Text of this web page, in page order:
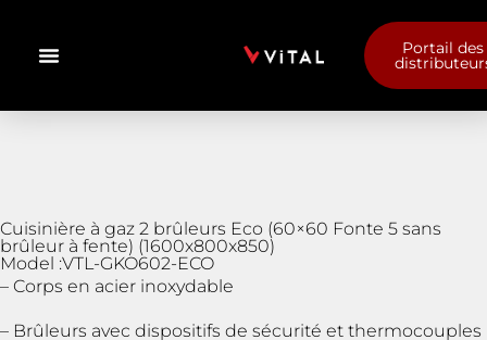
Portail des
Cuisinière à gaz 2 brûleurs Eco (60×60 Fonte 5 sans
brûleur à fente) (1600x800x850)
Model :VTL-GKO602-ECO
– Corps en acier inoxydable
– Brûleurs avec dispositifs de sécurité et thermocouples